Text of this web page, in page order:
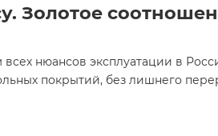
Золотое
нюансов эксплуатации в
покрытий, без лишнего